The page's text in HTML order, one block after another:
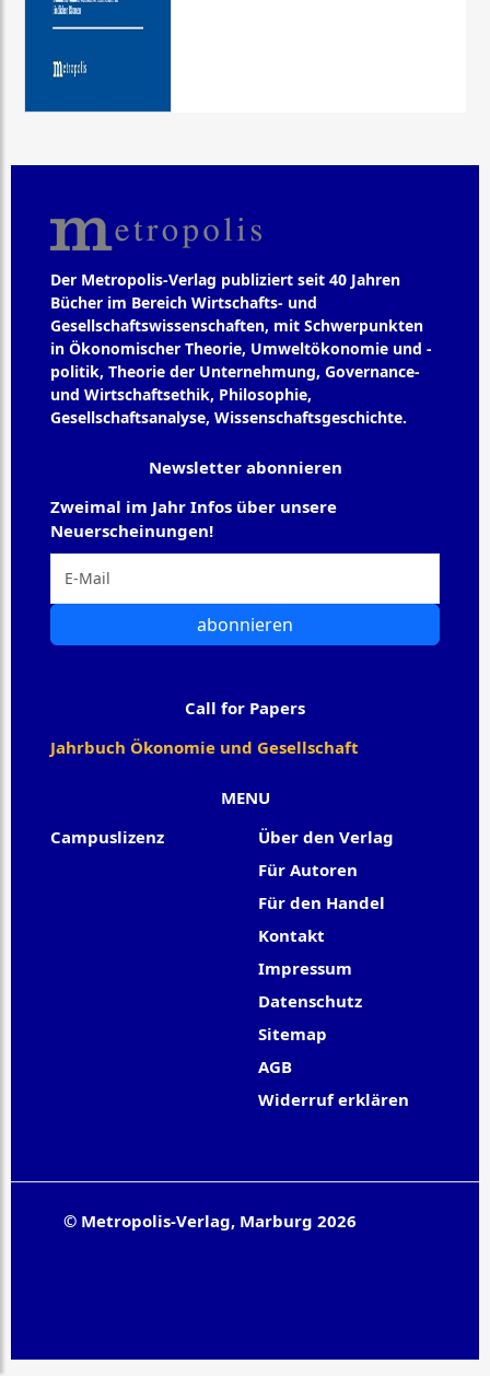
Der Metropolis-Verlag publiziert seit 40 Jahren
Bücher im Bereich Wirtschafts- und
Gesellschaftswissenschaften, mit Schwerpunkten
in Ökonomischer Theorie, Umweltökonomie und -
politik, Theorie der Unternehmung, Governance-
und Wirtschaftsethik, Philosophie,
Gesellschaftsanalyse, Wissenschaftsgeschichte.
MENU
Campuslizenz
Über den Verlag
Für Autoren
Für den Handel
Kontakt
Impressum
Datenschutz
Sitemap
AGB
Widerruf erklären
Newsletter abonnieren
Zweimal im Jahr Infos über unsere
Neuerscheinungen!
abonnieren
Call for Papers
Jahrbuch Ökonomie und Gesellschaft
© Metropolis-Verlag, Marburg 2026